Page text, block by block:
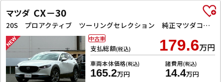
マツダ CX－30
20S プロアクティブ ツーリングセレクション 純正マツダコネクトナビゲーション ETC バックカメラ クリアランスソナー オートクルーズコントロール パワーシート 衝突被害軽減システム LEDヘッドランプ 電動リアゲート アルミホイール
支払総額(税込) 179.6万円
車両本体価格(税込)
165.2万円
諸費用(税込)
14.4万円
中古車